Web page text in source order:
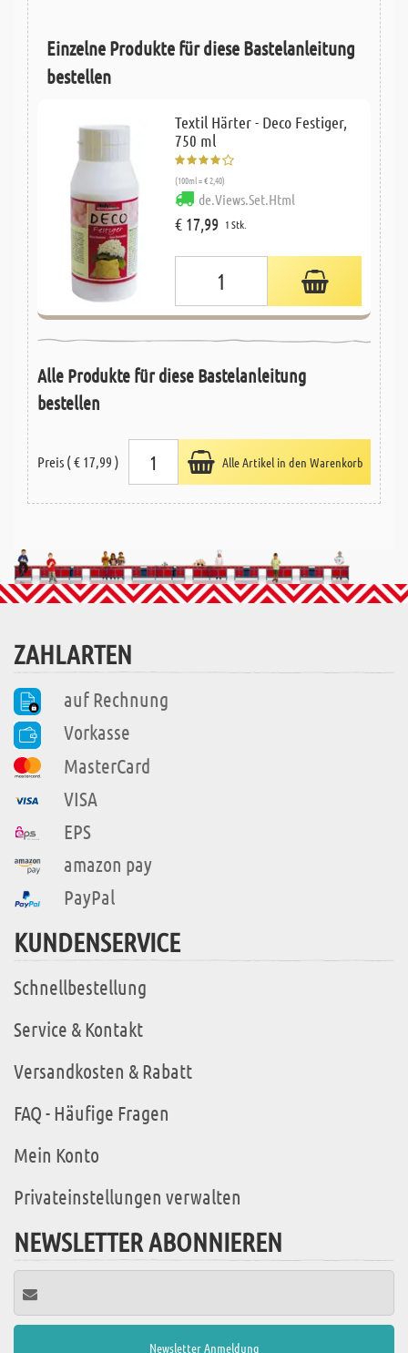
Einzelne Produkte für diese Bastelanleitung
bestellen
Textil Härter - Deco Festiger,
750 ml
(100ml = € 2,40)
de.Views.Set.Html
€ 17,99 1 Stk.
Alle Produkte für diese Bastelanleitung
bestellen
Preis ( € 17,99 ) Alle Artikel in den Warenkorb
ZAHLARTEN
auf Rechnung
Vorkasse
MasterCard
VISA
EPS
amazon pay
PayPal
KUNDENSERVICE
Schnellbestellung
Service & Kontakt
Versandkosten & Rabatt
FAQ - Häufige Fragen
Mein Konto
Privateinstellungen verwalten
NEWSLETTER ABONNIEREN